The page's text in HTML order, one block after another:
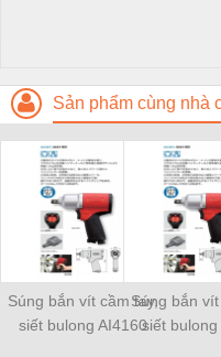
Sản phẩm cùng nhà
Súng bắn vít cầm tay,
siết bulong AI4160
Súng bắn
siết bulong